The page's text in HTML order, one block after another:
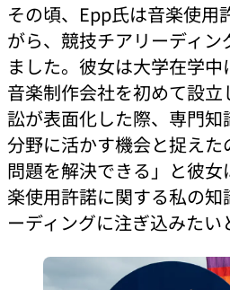
その頃、Epp氏は音楽使用
がら、競技チアリーディン
ました。彼女は大学在学
音楽制作会社を初めて設
訟が表面化した際、専門
分野に活かす機会と捉えた
問題を解決できる」と彼
楽使用許諾に関する私の知
ーディングに注ぎ込みたい